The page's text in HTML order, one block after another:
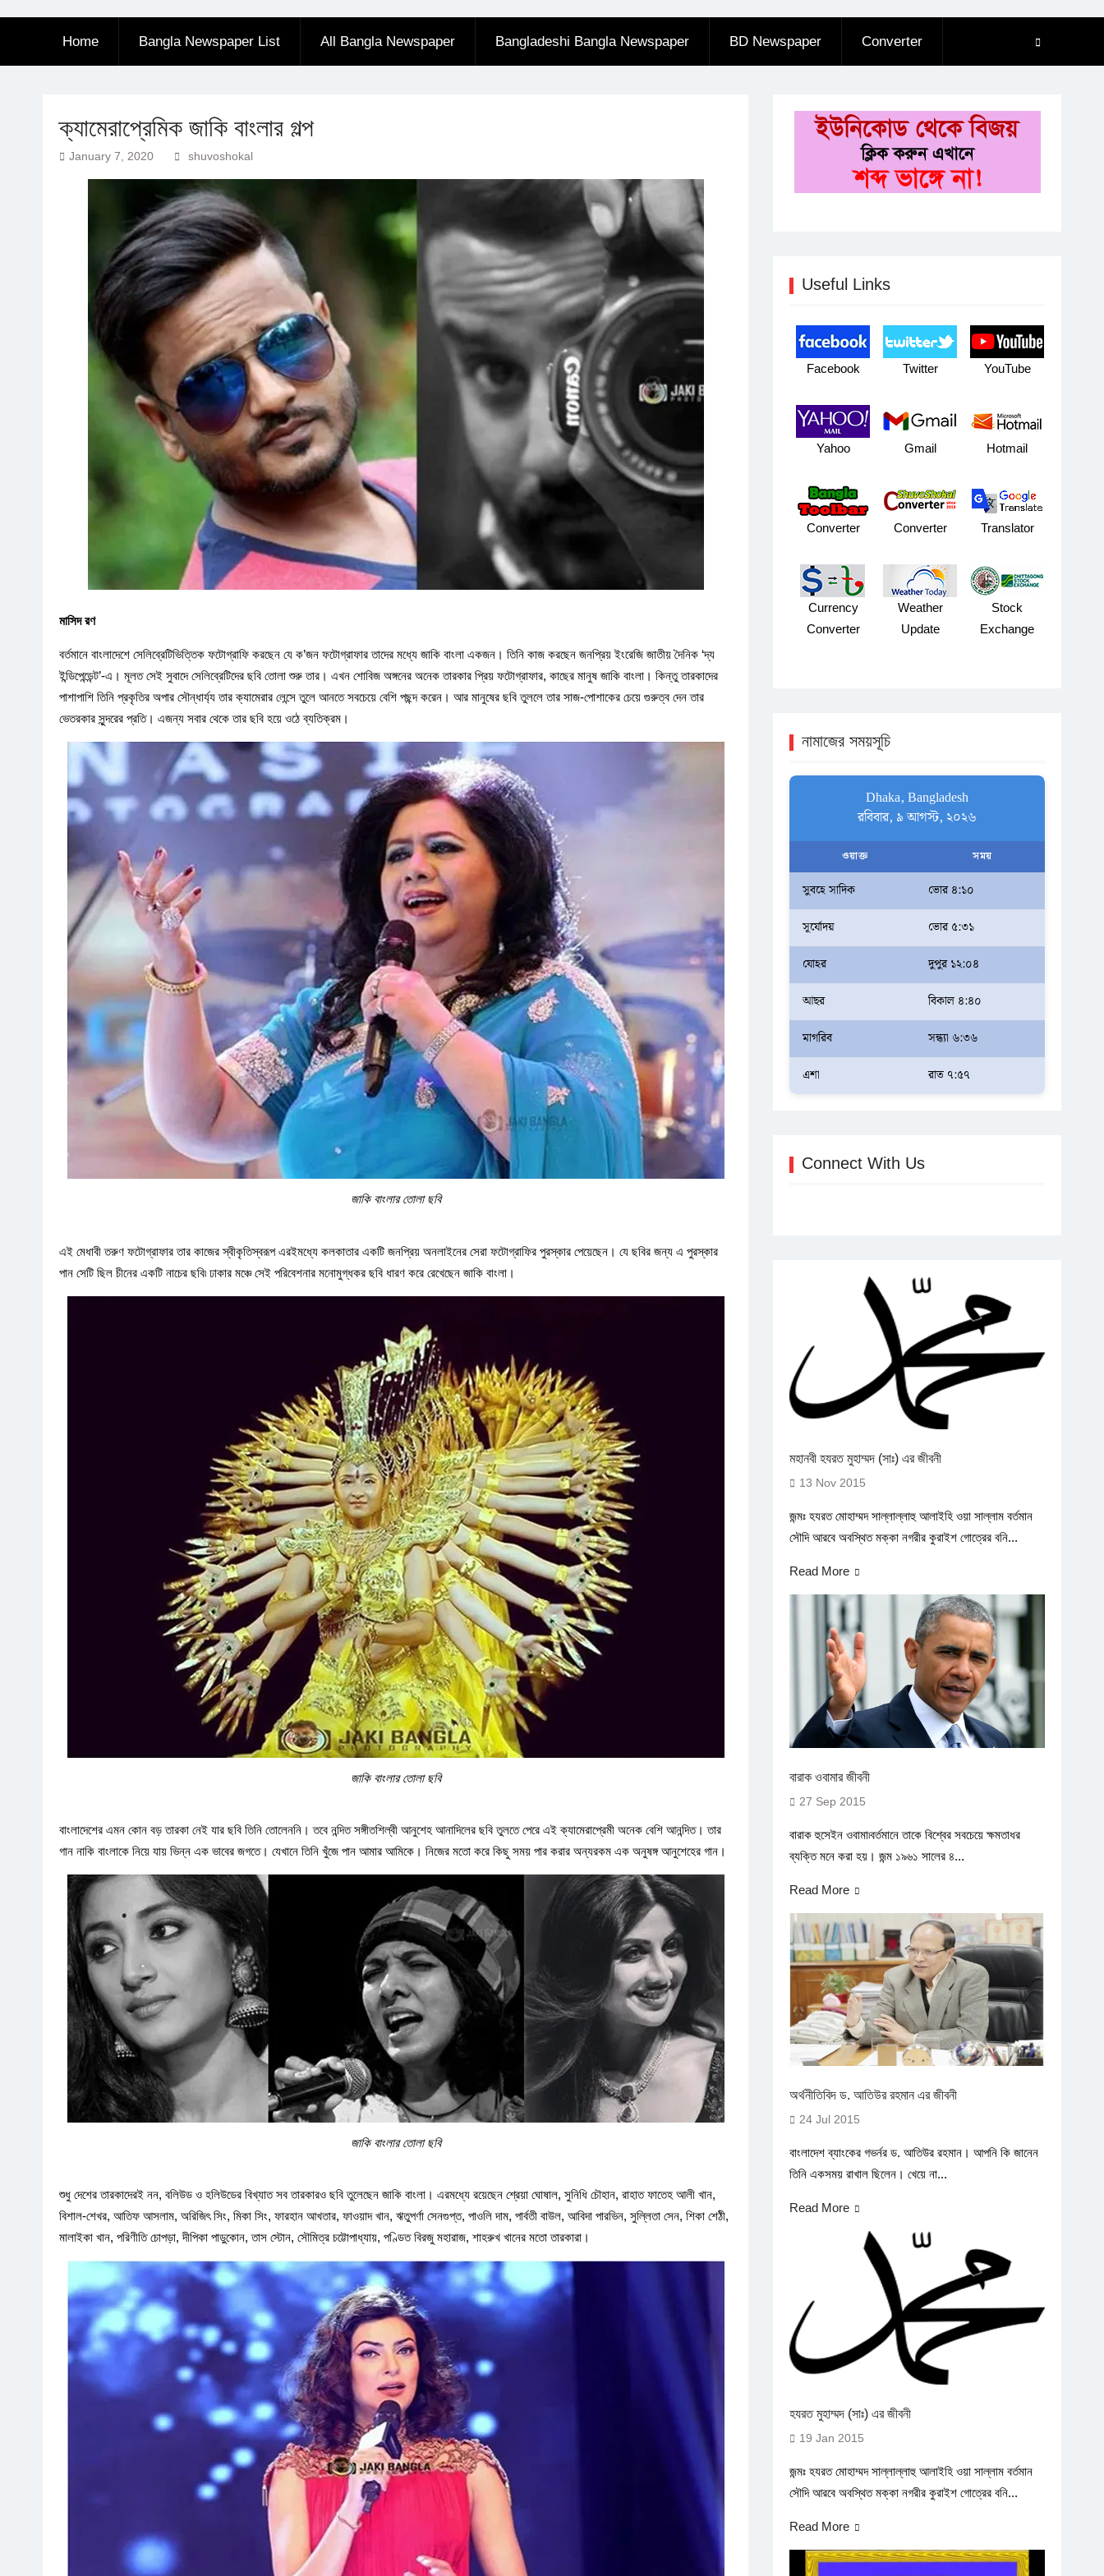
Home Bangla Newspaper List All Bangla Newspaper Bangladeshi Bangla Newspaper BD Newspaper Converter
ক্যামেরাপ্রেমিক জাকি বাংলার গল্প
January 7, 2020 shuvoshokal
মাসিদ রণ
বর্তমানে বাংলাদেশে সেলিব্রেটিভিত্তিক ফটোগ্রাফি করছেন যে ক’জন ফটোগ্রাফার তাদের মধ্যে জাকি বাংলা একজন। তিনি কাজ করছেন জনপ্রিয় ইংরেজি জাতীয় দৈনিক ‘দ্য
ইন্ডিপেন্ডেন্ট’-এ। মূলত সেই সুবাদে সেলিব্রেটিদের ছবি তোলা শুরু তার। এখন শোবিজ অঙ্গনের অনেক তারকার প্রিয় ফটোগ্রাফার, কাছের মানুষ জাকি বাংলা। কিন্তু তারকাদের
পাশাপাশি তিনি প্রকৃতির অপার সৌন্ধাৰ্য্য তার ক্যামেরার লেন্সে তুলে আনতে সবচেয়ে বেশি পছন্দ করেন। আর মানুষের ছবি তুললে তার সাজ-পোশাকের চেয়ে গুরুত্ব দেন তার
ভেতরকার সুন্দরের প্রতি। এজন্য সবার থেকে তার ছবি হয়ে ওঠে ব্যতিক্রম।
জাকি বাংলার তোলা ছবি
এই মেধাবী তরুণ ফটোগ্রাফার তার কাজের স্বীকৃতিস্বরূপ এরইমধ্যে কলকাতার একটি জনপ্রিয় অনলাইনের সেরা ফটোগ্রাফির পুরস্কার পেয়েছেন। যে ছবির জন্য এ পুরস্কার
পান সেটি ছিল চীনের একটি নাচের ছবি৷ ঢাকার মঞ্চে সেই পরিবেশনার মনোমুগ্ধকর ছবি ধারণ করে রেখেছেন জাকি বাংলা।
জাকি বাংলার তোলা ছবি
বাংলাদেশের এমন কোন বড় তারকা নেই যার ছবি তিনি তোলেননি। তবে নন্দিত সঙ্গীতশিল্বী আনুশেহ আনাদিলের ছবি তুলতে পেরে এই ক্যামেরাপ্রেমী অনেক বেশি আনন্দিত। তার
গান নাকি বাংলাকে নিয়ে যায় ভিন্ন এক ভাবের জগতে। যেখানে তিনি খুঁজে পান আমার আমিকে। নিজের মতো করে কিছু সময় পার করার অন্যরকম এক অনুষঙ্গ আনুশেহের গান।
জাকি বাংলার তোলা ছবি
শুধু দেশের তারকাদেরই নন, বলিউড ও হলিউডের বিখ্যাত সব তারকারও ছবি তুলেছেন জাকি বাংলা। এরমধ্যে রয়েছেন শ্রেয়া ঘোষাল, সুনিধি চৌহান, রাহাত ফাতেহ আলী খান,
বিশাল-শেখর, আতিফ আসলাম, অরিজিৎ সিং, মিকা সিং, ফারহান আখতার, ফাওয়াদ খান, ঋতুপর্ণা সেনগুপ্ত, পাওলি দাম, পার্বতী বাউল, আবিদা পারভিন, সুল্লিতা সেন, শিকা শেঠী,
মালাইকা খান, পরিণীতি চোপড়া, দীপিকা পাড়ুকোন, তাস স্টোন, সৌমিত্র চট্টোপাধ্যায়, পণ্ডিত বিরজু মহারাজ, শাহরুখ খানের মতো তারকারা।
Useful Links
Facebook Twitter YouTube
Yahoo Gmail Hotmail
Converter Converter Translator
Currency
Converter
Weather
Update
Stock
Exchange
নামাজের সময়সূচি
Dhaka, Bangladesh
রবিবার, ৯ আগস্ট, ২০২৬
ওয়াক্ত সময়
সুবহে সাদিক ভোর ৪:১০
সূর্যোদয় ভোর ৫:৩১
যোহর দুপুর ১২:০৪
আছর বিকাল ৪:৪০
মাগরিব সন্ধ্যা ৬:৩৬
এশা রাত ৭:৫৭
Connect With Us
মহানবী হযরত মুহাম্মদ (সাঃ) এর জীবনী
13 Nov 2015
জন্মঃ হযরত মোহাম্মদ সাল্লাল্লাহু আলাইহি ওয়া সাল্লাম বর্তমান
সৌদি আরবে অবস্থিত মক্কা নগরীর কুরাইশ গোত্রের বনি...
Read More
বারাক ওবামার জীবনী
27 Sep 2015
বারাক হুসেইন ওবামা৷বর্তমানে তাকে বিশ্বের সবচেয়ে ক্ষমতাধর
ব্যক্তি মনে করা হয়। জন্ম ১৯৬১ সালের ৪...
Read More
অর্থনীতিবিদ ড. আতিউর রহমান এর জীবনী
24 Jul 2015
বাংলাদেশ ব্যাংকের গভর্নর ড. আতিউর রহমান। আপনি কি জানেন
তিনি একসময় রাখাল ছিলেন। খেয়ে না...
Read More
হযরত মুহাম্মদ (সাঃ) এর জীবনী
19 Jan 2015
জন্মঃ হযরত মোহাম্মদ সাল্লাল্লাহু আলাইহি ওয়া সাল্লাম বর্তমান
সৌদি আরবে অবস্থিত মক্কা নগরীর কুরাইশ গোত্রের বনি...
Read More